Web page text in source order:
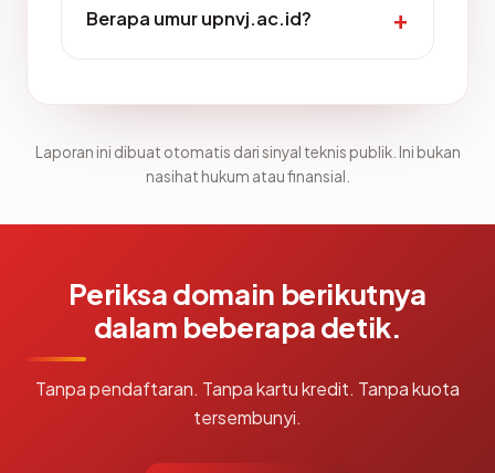
Berapa umur upnvj.ac.id?
Laporan ini dibuat otomatis dari sinyal teknis publik. Ini bukan
nasihat hukum atau finansial.
Periksa domain berikutnya
dalam beberapa detik.
Tanpa pendaftaran. Tanpa kartu kredit. Tanpa kuota
tersembunyi.